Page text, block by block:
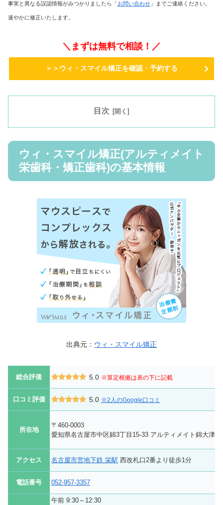
事実と異なる誤認情報がみつかりましたら「お問い合わせ 」までご連絡ください。
速やかに修正いたします。
＼まずは無料で相談！／
＞＞ウィ・スマイル矯正を確認・予約する
目次
ウィ・スマイル矯正(アルティメイト
栄歯科・矯正歯科)の基本情報
出典元： ウィ・スマイル矯正
総合評価 5.0 ※算定根拠は表の下に記載
口コミ評価 5.0 ※2人のGoogle口コミ
所在地
〒460-0003
愛知県名古屋市中区錦3丁目15-33 アルティメイト錦大津通
アクセス 名古屋市営地下鉄 栄駅 西改札口2番より徒歩1分
電話番号 052-957-3357
午前 9:30～12:30